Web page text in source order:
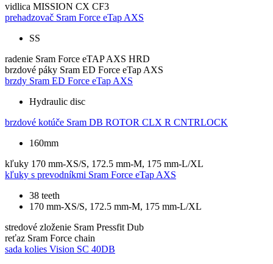
vidlica MISSION CX CF3
prehadzovač Sram Force eTap AXS
SS
radenie Sram Force eTAP AXS HRD
brzdové páky Sram ED Force eTap AXS
brzdy Sram ED Force eTap AXS
Hydraulic disc
brzdové kotúče Sram DB ROTOR CLX R CNTRLOCK
160mm
kľuky 170 mm-XS/S, 172.5 mm-M, 175 mm-L/XL
kľuky s prevodníkmi Sram Force eTap AXS
38 teeth
170 mm-XS/S, 172.5 mm-M, 175 mm-L/XL
stredové zloženie Sram Pressfit Dub
reťaz Sram Force chain
sada kolies Vision SC 40DB